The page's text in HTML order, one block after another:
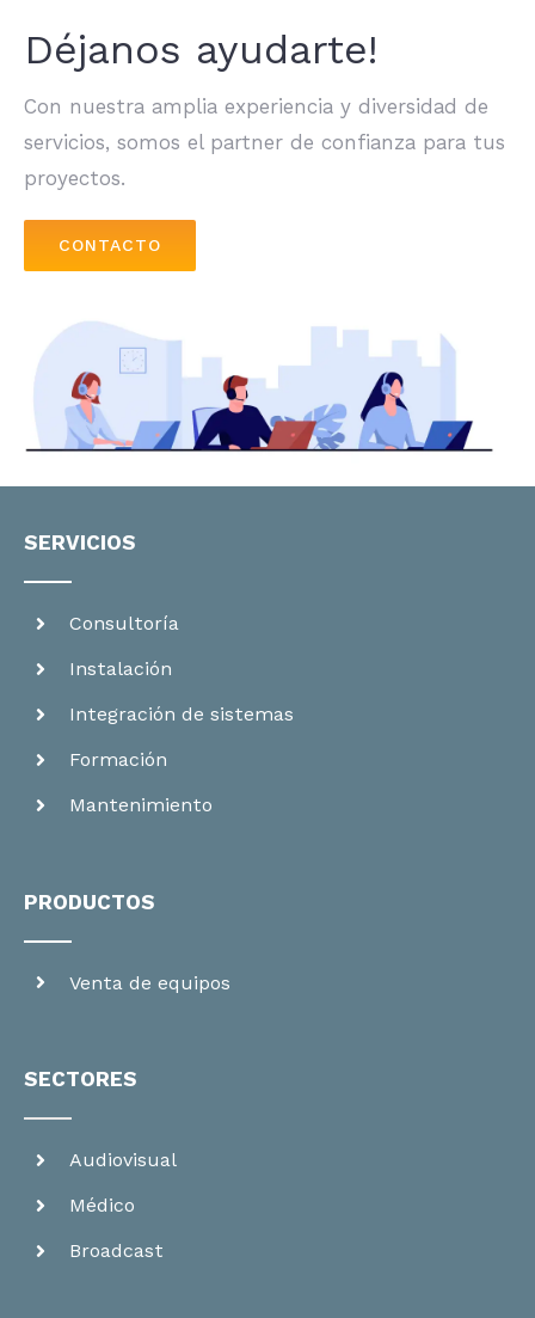
Déjanos ayudarte!
Con nuestra amplia experiencia y diversidad de
servicios, somos el partner de confianza para tus
proyectos.
CONTACTO
SERVICIOS
Consultoría
Instalación
Integración de sistemas
Formación
Mantenimiento
PRODUCTOS
Venta de equipos
SECTORES
Audiovisual
Médico
Broadcast